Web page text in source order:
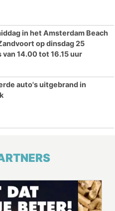
in het Amsterdam Beach
op dinsdag 25
van 14.00 tot 16.15 uur
auto's uitgebrand in